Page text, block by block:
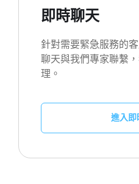
即時聊天
針對需要緊急服務的
聊天與我們專家聯繫
理。
進入即